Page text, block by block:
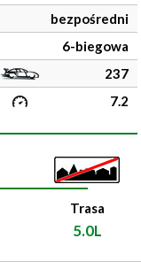
bezpośredni
6-biegowa
237
7.2
Trasa
5.0L